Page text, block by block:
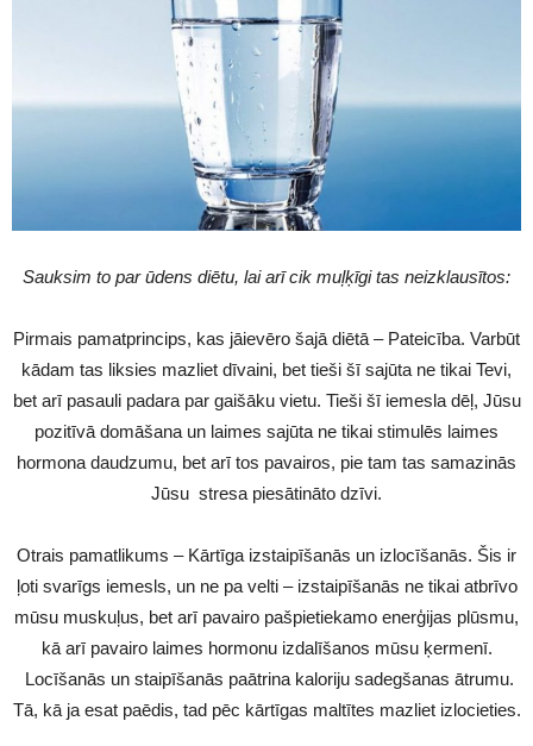
Sauksim to par ūdens diētu, lai arī cik muļķīgi tas neizklausītos:
Pirmais pamatprincips, kas jāievēro šajā diētā – Pateicība. Varbūt
kādam tas liksies mazliet dīvaini, bet tieši šī sajūta ne tikai Tevi,
bet arī pasauli padara par gaišāku vietu. Tieši šī iemesla dēļ, Jūsu
pozitīvā domāšana un laimes sajūta ne tikai stimulēs laimes
hormona daudzumu, bet arī tos pavairos, pie tam tas samazinās
Jūsu stresa piesātināto dzīvi.
Otrais pamatlikums – Kārtīga izstaipīšanās un izlocīšanās. Šis ir
ļoti svarīgs iemesls, un ne pa velti – izstaipīšanās ne tikai atbrīvo
mūsu muskuļus, bet arī pavairo pašpietiekamo enerģijas plūsmu,
kā arī pavairo laimes hormonu izdalīšanos mūsu ķermenī.
Locīšanās un staipīšanās paātrina kaloriju sadegšanas ātrumu.
Tā, kā ja esat paēdis, tad pēc kārtīgas maltītes mazliet izlocieties.